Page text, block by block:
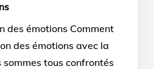
des émotions Comment
des émotions avec la
sommes tous confrontés